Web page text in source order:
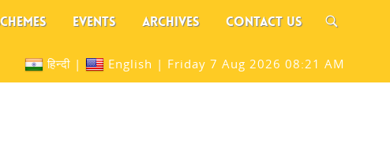
EVENTS ARCHIVES CONTACT US
हिन्दी | English | Friday 7 Aug 2026 08:21 AM